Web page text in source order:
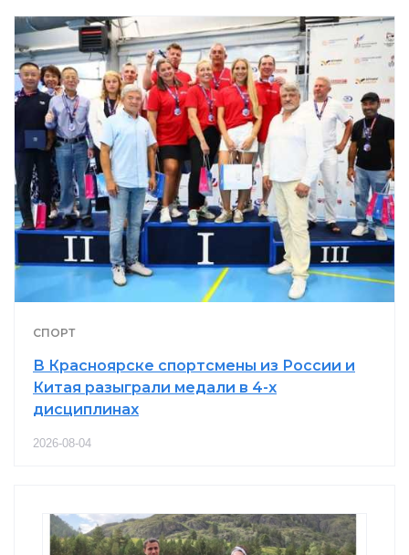
СПОРТ
В Красноярске спортсмены из России и
Китая разыграли медали в 4-х
дисциплинах
2026-08-04